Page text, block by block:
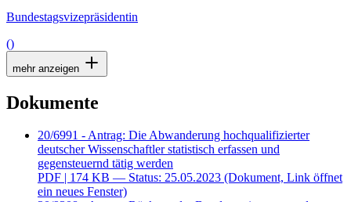
Bundestagsvizepräsidentin
()
mehr anzeigen
Dokumente
20/6991 - Antrag: Die Abwanderung hochqualifizierter
deutscher Wissenschaftler statistisch erfassen und
gegensteuernd tätig werden
PDF | 174 KB — Status: 25.05.2023 (Dokument, Link öffnet
ein neues Fenster)